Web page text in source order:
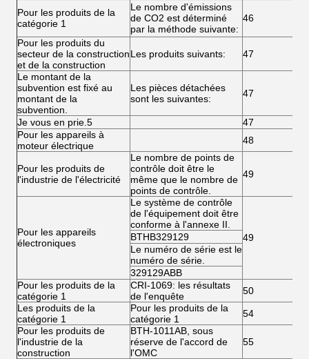
Pour les produits de la
catégorie 1
Le nombre d'émissions
de CO2 est déterminé
par la méthode suivante:
46
Pour les produits du
secteur de la construction
et de la construction
Les produits suivants: 47
Le montant de la
subvention est fixé au
montant de la
subvention.
Les pièces détachées
sont les suivantes:
47
Je vous en prie.5
47
Pour les appareils à
moteur électrique
48
Pour les produits de
l'industrie de l'électricité
Le nombre de points de
contrôle doit être le
même que le nombre de
points de contrôle.
49
Pour les appareils
électroniques
Le système de contrôle
de l'équipement doit être
conforme à l'annexe II.
49
BTHB329129
Le numéro de série est le
numéro de série.
329129ABB
Pour les produits de la
catégorie 1
CRI-1069: les résultats
de l'enquête
50
Les produits de la
catégorie 1
Pour les produits de la
catégorie 1
54
Pour les produits de
l'industrie de la
construction
BTH-1011AB, sous
réserve de l'accord de
l'OMC
55